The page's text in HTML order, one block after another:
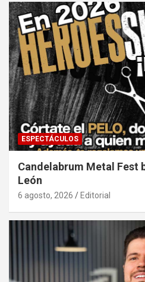
ESPECTÁCULOS
Candelabrum Metal Fest
León
6 agosto, 2026 Editorial